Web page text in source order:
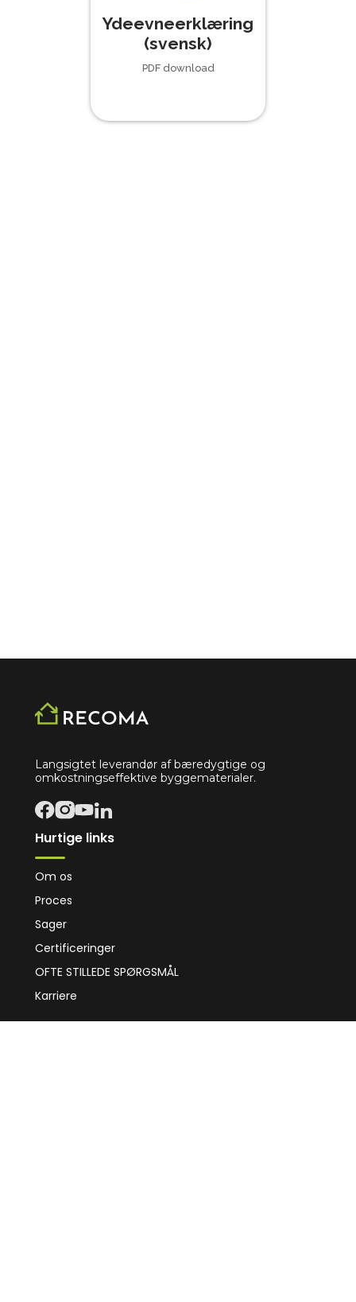
Ydeevneerklæring
(svensk)
PDF download
Langsigtet leverandør af bæredygtige og
omkostningseffektive byggematerialer.
Hurtige links
Om os
Proces
Sager
Certificeringer
OFTE STILLEDE SPØRGSMÅL
Karriere